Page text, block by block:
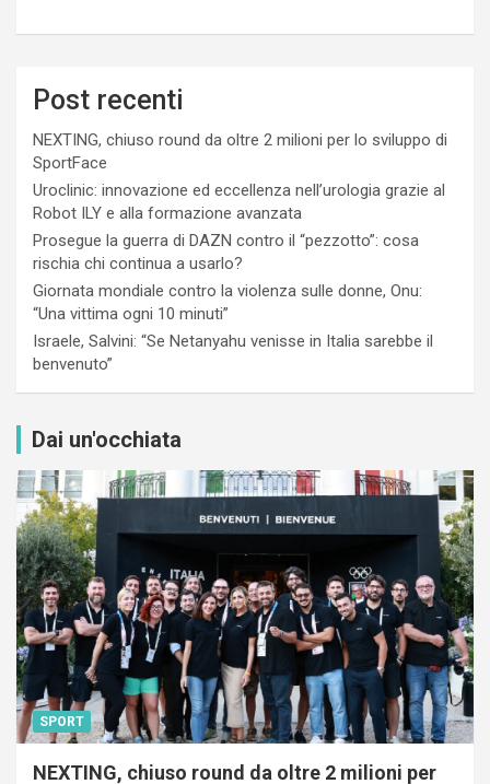
Post recenti
NEXTING, chiuso round da oltre 2 milioni per lo sviluppo di
SportFace
Uroclinic: innovazione ed eccellenza nell’urologia grazie al
Robot ILY e alla formazione avanzata
Prosegue la guerra di DAZN contro il “pezzotto”: cosa
rischia chi continua a usarlo?
Giornata mondiale contro la violenza sulle donne, Onu:
“Una vittima ogni 10 minuti”
Israele, Salvini: “Se Netanyahu venisse in Italia sarebbe il
benvenuto”
Dai un'occhiata
SPORT
NEXTING, chiuso round da oltre 2 milioni per